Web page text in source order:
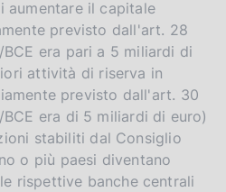
aumentare il capitale
previsto dall'art. 28
era pari a 5 miliardi di
attività di riserva in
previsto dall'art. 30
era di 5 miliardi di euro)
stabiliti dal Consiglio
o più paesi diventano
rispettive banche centrali